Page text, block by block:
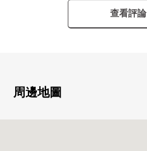
・184戶大的地方自治團體
查看評論
周邊地圖